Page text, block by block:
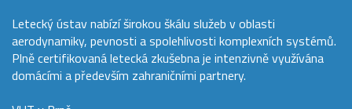
Letecký ústav nabízí širokou škálu služeb v oblasti
aerodynamiky, pevnosti a spolehlivosti komplexních systémů.
Plně certifikovaná letecká zkušebna je intenzivně využívána
domácími a především zahraničními partnery.